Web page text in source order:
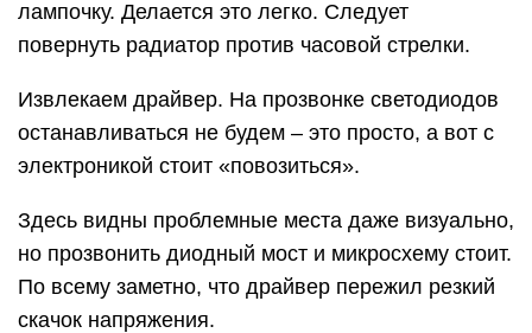
лампочку. Делается это легко. Следует
повернуть радиатор против часовой стрелки.
Извлекаем драйвер. На прозвонке светодиодов
останавливаться не будем – это просто, а вот с
электроникой стоит «повозиться».
Здесь видны проблемные места даже визуально,
но прозвонить диодный мост и микросхему стоит.
По всему заметно, что драйвер пережил резкий
скачок напряжения.